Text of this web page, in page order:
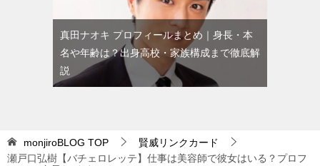
真田ナオキ プロフィールまとめ｜身長・本
名や年齢は？出身高校・家族構成まで徹底解
説
monjiroBLOG TOP
賢威リンクカード
瀬戸口弘樹【バチェロレッテ】仕事は美容師で彼女はいる？プロフ